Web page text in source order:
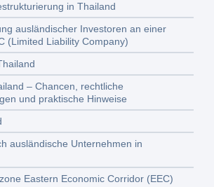
in Thailand
ausländischer Investoren an einer
(Limited Liability Company)
– Chancen, rechtliche
und praktische Hinweise
ausländische Unternehmen in
Eastern Economic Corridor (EEC)